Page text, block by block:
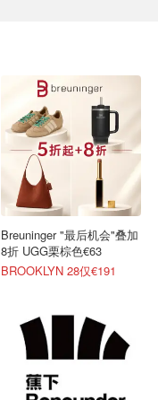
Breuninger "最后机会"叠加
8折 UGG栗棕色€63
BROOKLYN 28仅€191